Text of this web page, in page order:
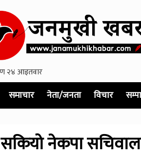
समाचार नेता/जनता विचार
सकियो नेकपा